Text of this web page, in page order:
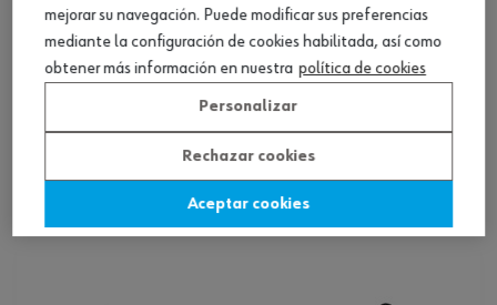
Indicador vacío ventosa con 2 cabezales
Ver producto
mejorar su navegación. Puede modificar sus preferencias
mediante la configuración de cookies habilitada, así como
obtener más información en nuestra política de cookies
Personalizar
Rechazar cookies
Aceptar cookies